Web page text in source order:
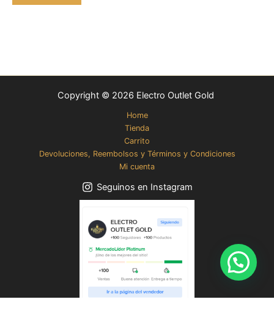
Copyright © 2026 Electro Outlet Gold
Home
Tienda
Carrito
Devoluciones, Reembolsos y Términos y Condiciones
Mi cuenta
Seguinos en Instagram
Contactanos